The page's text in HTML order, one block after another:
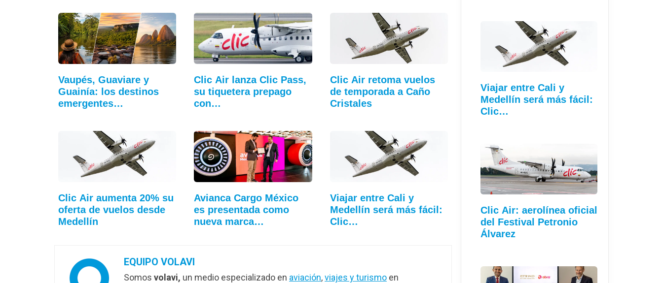
Vaupés, Guaviare y
Guainía: los destinos
emergentes…
Clic Air lanza Clic Pass,
su tiquetera prepago
con…
Clic Air retoma vuelos
de temporada a Caño
Cristales
Clic Air aumenta 20% su
oferta de vuelos desde
Medellín
Avianca Cargo México
es presentada como
nueva marca…
Viajar entre Cali y
Medellín será más fácil:
Clic…
EQUIPO VOLAVI
Somos volavi, un medio especializado en aviación,viajes y turismo en
Viajar entre Cali y
Medellín será más fácil:
Clic…
Clic Air: aerolínea oficial
del Festival Petronio
Álvarez